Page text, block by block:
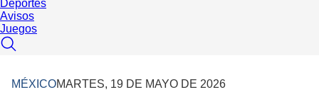
Deportes
Avisos
Juegos
MÉXICOMARTES, 19 DE MAYO DE 2026